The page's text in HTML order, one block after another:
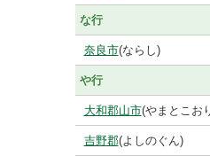
な行
奈良市(ならし)
や行
大和郡山市(やまとこお
吉野郡(よしのぐん)